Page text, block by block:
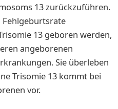
13 zurückzuführen.
Fehlgeburtsrate
13 geboren werden,
angeborenen
Sie überleben
Trisomie 13 kommt bei
vor.